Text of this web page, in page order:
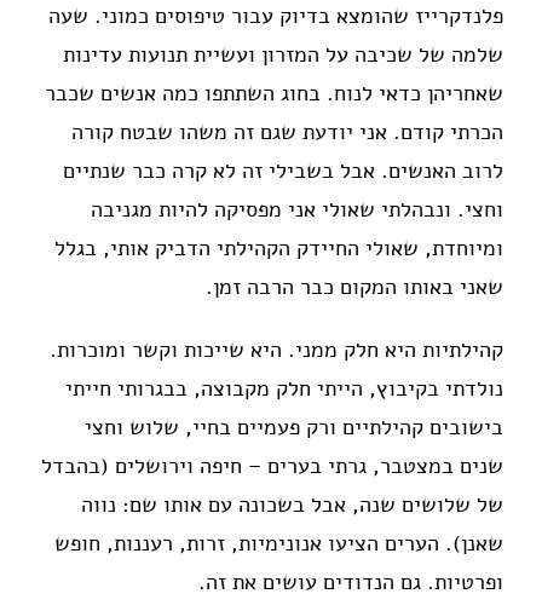
פלנדקרייז שהומצא בדיוק עבור טיפוסים כמוני. שעה
שלמה של שכיבה על המזרון ועשיית תנועות עדינות
שאחריהן כדאי לנוח. בחוג השתתפו כמה אנשים שכבר
הכרתי קודם. אני יודעת שגם זה משהו שבטח קורה
לרוב האנשים. אבל בשבילי זה לא קרה כבר שנתיים
וחצי. ונבהלתי שאולי אני מפסיקה להיות מגניבה
ומיוחדת, שאולי החיידק הקהילתי הדביק אותי, בגלל
שאני באותו המקום כבר הרבה זמן.
קהילתיות היא חלק ממני. היא שייכות וקשר ומוכרות.
נולדתי בקיבוץ, הייתי חלק מקבוצה, בבגרותי חייתי
בישובים קהילתיים ורק פעמיים בחיי, שלוש וחצי
שנים במצטבר, גרתי בערים – חיפה וירושלים (בהבדל
של שלושים שנה, אבל בשכונה עם אותו שם: נווה
שאנן). הערים הציעו אנונימיות, זרות, רעננות, חופש
ופרטיות. גם הנדודים עושים את זה.